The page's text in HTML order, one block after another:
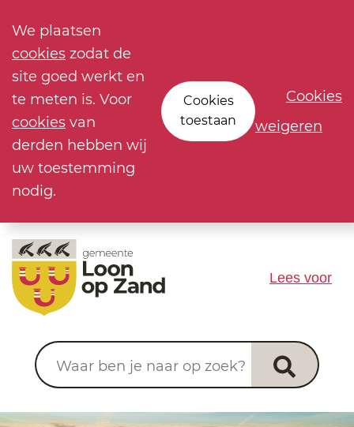
We plaatsen
cookies zodat de
site goed werkt en
te meten is. Voor
cookies van
derden hebben wij
uw toestemming
nodig.
Cookies
toestaan
Cookies
weigeren
Waar ben je naar op zoek?
Lees voor